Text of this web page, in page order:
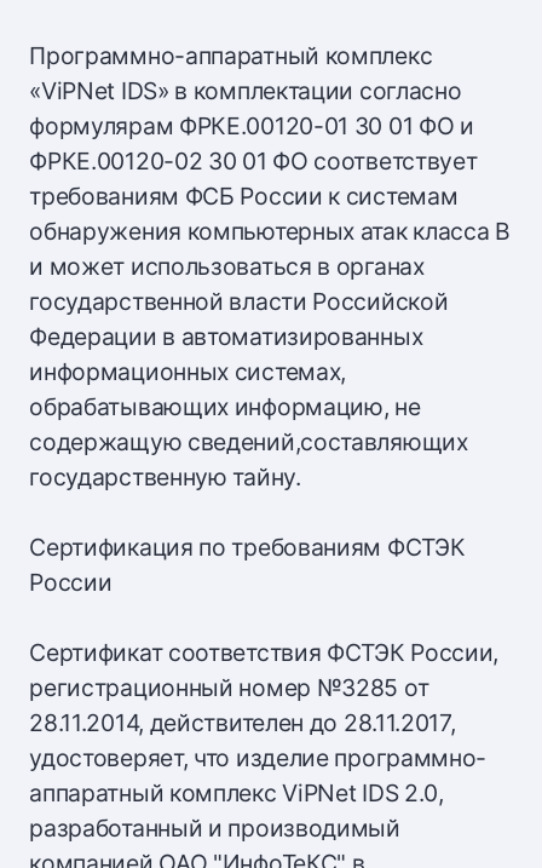
Программно-аппаратный комплекс
«ViPNet IDS» в комплектации согласно
формулярам ФРКЕ.00120-01 30 01 ФО и
ФРКЕ.00120-02 30 01 ФО соответствует
требованиям ФСБ России к системам
обнаружения компьютерных атак класса В
и может использоваться в органах
государственной власти Российской
Федерации в автоматизированных
информационных системах,
обрабатывающих информацию, не
содержащую сведений,составляющих
государственную тайну.
Сертификация по требованиям ФСТЭК
России
Сертификат соответствия ФСТЭК России,
регистрационный номер №3285 от
28.11.2014, действителен до 28.11.2017,
удостоверяет, что изделие программно-
аппаратный комплекс ViPNet IDS 2.0,
разработанный и производимый